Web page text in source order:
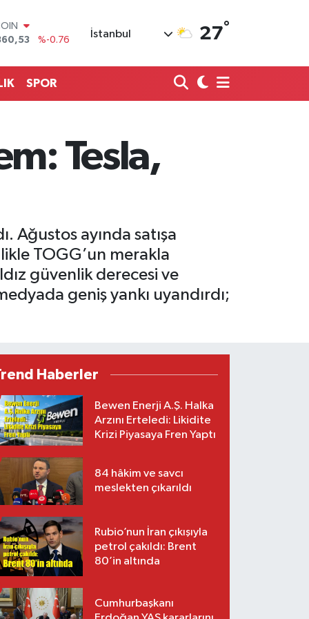
%0.17
%0.01
%64
İstanbul 27°
SPOR
Tesla,
Ağustos ayında satışa
TOGG’un merakla
güvenlik derecesi ve
geniş yankı uyandırdı;
Haberler
Bewen Enerji A.Ş. Halka
Arzını Erteledi: Likidite
Krizi Piyasaya Fren Yaptı
84 hâkim ve savcı
meslekten çıkarıldı
Rubio’nun İran çıkışıyla
petrol çakıldı: Brent
80’in altında
Cumhurbaşkanı